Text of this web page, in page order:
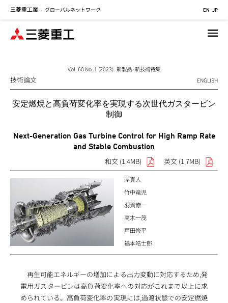
三菱重工業 - グローバルネットワーク EN JP
Vol. 60 No. 1 (2023) 新製品·新技術特集
技術論文 ENGLISH
安定燃焼と高負荷変化率を実現する次世代ガスタービン
制御
Next-Generation Gas Turbine Control for High Ramp Rate
and Stable Combustion
和文 (1.4MB)
英文 (1.7MB)
岸真人
竹中竜児
羽賀僚一
高木一茂
戸田修平
福本皓士郎
再生可能エネルギーの増加による出力変動に対応するため,発
電用ガスタービンは高負荷変化率への対応がこれまで以上に求
められている。高負荷変化率の実現には,過渡状態での安定燃焼